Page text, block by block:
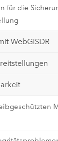
für die
WebGISDR